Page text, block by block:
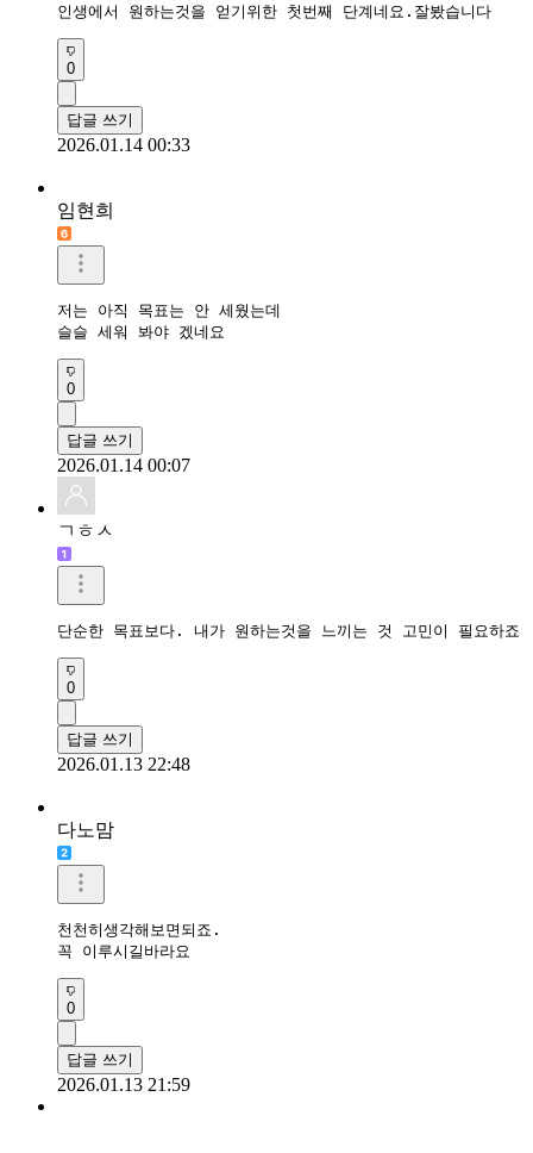
인생에서 원하는것을 얻기위한 첫번째 단계네요.잘봤습니다
0
답글 쓰기
2026.01.14 00:33
임현희
저는 아직 목표는 안 세웠는데
슬슬 세워 봐야 겠네요
0
답글 쓰기
2026.01.14 00:07
ㄱㅎㅅ
단순한 목표보다. 내가 원하는것을 느끼는 것 고민이 필요하죠
0
답글 쓰기
2026.01.13 22:48
다노맘
천천히생각해보면되죠.
꼭 이루시길바라요
0
답글 쓰기
2026.01.13 21:59